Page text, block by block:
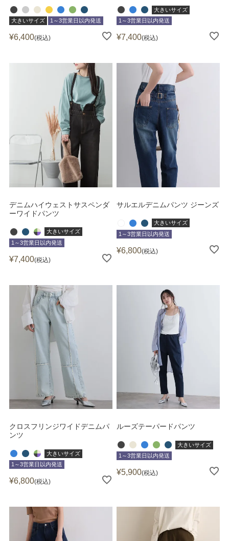
大きいサイズ 1～3営業日以内発送
¥6,400 税込
大きいサイズ
1～3営業日以内発送
¥7,400 税込
デニムハイウェストサスペンダ
ーワイドパンツ
大きいサイズ
1～3営業日以内発送
¥7,400 税込
サルエルデニムパンツ ジーンズ
大きいサイズ
1～3営業日以内発送
¥6,800 税込
クロスフリンジワイドデニムパ
ンツ
大きいサイズ
1～3営業日以内発送
¥6,800 税込
ルーズテーパードパンツ
大きいサイズ
1～3営業日以内発送
¥5,900 税込